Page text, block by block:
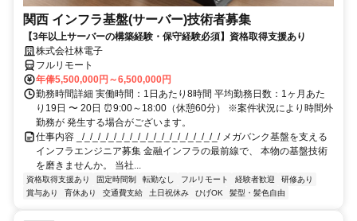
関西 インフラ基盤(サーバー)技術者募集
【3年以上サーバーの構築経験・保守経験必須】資格取得支援あり
株式会社林電子
フルリモート
年俸5,500,000円～6,500,000円
勤務時間詳細 実働時間：1日あたり8時間 平均勤務日数：1ヶ月あた
り19日 〜 20日 ⏰9:00～18:00（休憩60分） ※案件状況により時間外
勤務が 発生する場合がございます。
仕事内容 _/_/_/_/_/_/_/_/_/_/_/_/_/_/_/_/_/_/ メガバンク基盤を支える
インフラエンジニア募集 金融インフラの最前線で、 本物の基盤技術
を磨きませんか。 当社...
資格取得支援あり 固定時間制 転勤なし フルリモート 経験者歓迎
研修あり
賞与あり
育休あり 交通費支給 土日祝休み ひげOK 髪型・髪色自由